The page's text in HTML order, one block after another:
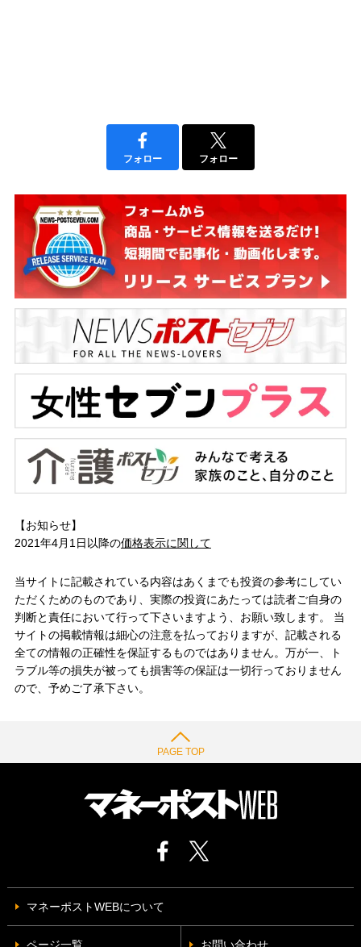
フォロー フォロー
【お知らせ】
2021年4月1日以降の価格表示に関して
当サイトに記載されている内容はあくまでも投資の参考にしてい
ただくためのものであり、実際の投資にあたっては読者ご自身の
判断と責任において行って下さいますよう、お願い致します。 当
サイトの掲載情報は細心の注意を払っておりますが、記載される
全ての情報の正確性を保証するものではありません。万が一、ト
ラブル等の損失が被っても損害等の保証は一切行っておりません
ので、予めご了承下さい。
PAGE TOP
マネーポストWEBについて